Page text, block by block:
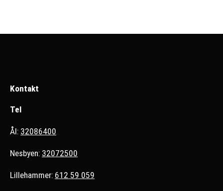
Kontakt
Tel
Ål: 32086400
Nesbyen: 32072500
Lillehammer: 612 59 059